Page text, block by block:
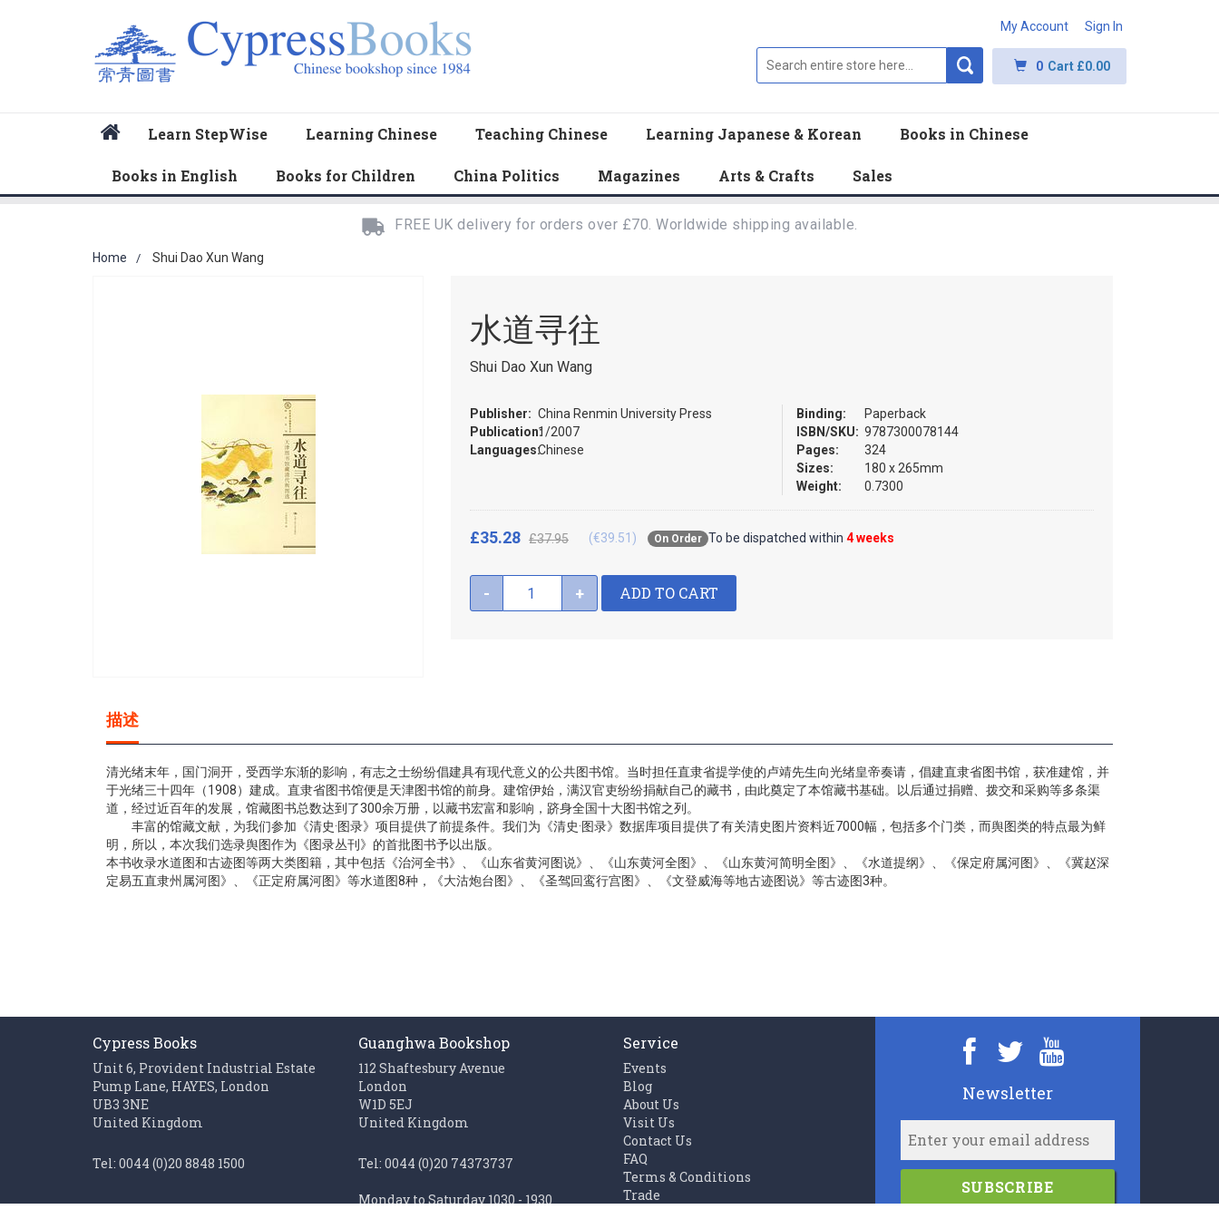
My Account Sign In
0 Cart £0.00
Learn StepWise Learning Chinese Teaching Chinese Learning Japanese & Korean Books in Chinese
Books in English Books for Children China Politics Magazines Arts & Crafts Sales
FREE UK delivery for orders over £70. Worldwide shipping available.
Home Shui Dao Xun Wang
the
beginning
the
images
gallery
水道寻往
Shui Dao Xun Wang
Publisher: China Renmin University Press
Publication:1/2007
Languages:Chinese
Binding:
Paperback
ISBN/SKU: 9787300078144
Pages:
324
Sizes:
180 x 265mm
Weight:
0.7300
On Order To be dispatched within 4 weeks
£35.28 £37.95 (€39.51)
- + ADD TO CART
描述
清光绪末年，国门洞开，受西学东渐的影响，有志之士纷纷倡建具有现代意义的公共图书馆。当时担任直隶省提学使的卢靖先生向光绪皇帝奏请，倡建直隶省图书馆，获准建馆，并
于光绪三十四年（1908）建成。直隶省图书馆便是天津图书馆的前身。建馆伊始，满汉官吏纷纷捐献自己的藏书，由此奠定了本馆藏书基础。以后通过捐赠、拨交和采购等多条渠
道，经过近百年的发展，馆藏图书总数达到了300余万册，以藏书宏富和影响，跻身全国十大图书馆之列。
丰富的馆藏文献，为我们参加《清史·图录》项目提供了前提条件。我们为《清史·图录》数据库项目提供了有关清史图片资料近7000幅，包括多个门类，而舆图类的特点最为鲜
明，所以，本次我们选录舆图作为《图录丛刊》的首批图书予以出版。
本书收录水道图和古迹图等两大类图籍，其中包括《治河全书》、《山东省黄河图说》、《山东黄河全图》、《山东黄河简明全图》、《水道提纲》、《保定府属河图》、《冀赵深
定易五直隶州属河图》、《正定府属河图》等水道图8种，《大沽炮台图》、《圣驾回鸾行宫图》、《文登威海等地古迹图说》等古迹图3种。
Cypress Books
Unit 6, Provident Industrial Estate
Pump Lane, HAYES, London
UB3 3NE
United Kingdom
Tel: 0044 (0)20 8848 1500
Guanghwa Bookshop
112 Shaftesbury Avenue
London
W1D 5EJ
United Kingdom
Tel: 0044 (0)20 74373737
Monday to Saturday 1030 - 1930
Service
Events
Blog
About Us
Visit Us
Contact Us
FAQ
Terms & Conditions
Trade
Newsletter
SUBSCRIBE